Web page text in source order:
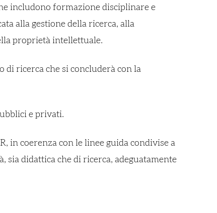
includono formazione disciplinare e
alla gestione della ricerca, alla
proprietà intellettuale.
di ricerca che si concluderà con la
e privati.
in coerenza con le linee guida condivise a
sia didattica che di ricerca, adeguatamente